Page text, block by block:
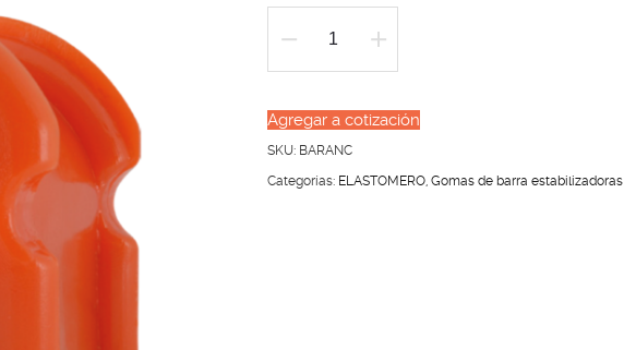
GOMA
BARRA
ESTABILIZADORA
RANGER
Agregar a cotización
SKU: BARANC
Categorías: ELASTOMERO,Gomas de barra estabilizadoras